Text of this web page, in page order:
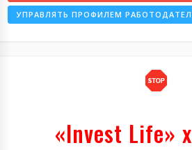
УПРАВЛЯТЬ ПРОФИЛЕМ
«Invest Life»